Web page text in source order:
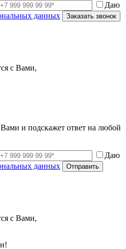
Даю
данных Заказать звонок
с Вами,
и подскажет ответ на любой
Даю
данных Отправить
с Вами,